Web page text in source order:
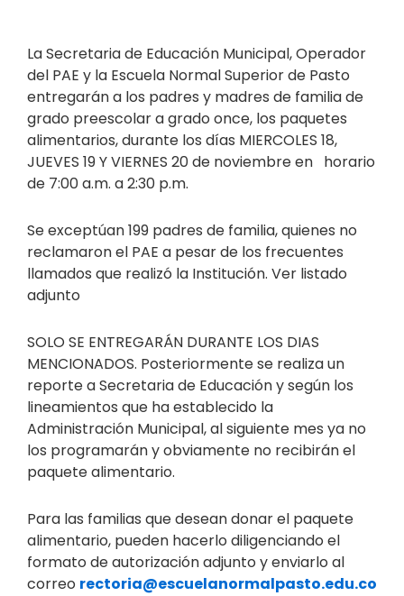
La Secretaria de Educación Municipal, Operador
del PAE y la Escuela Normal Superior de Pasto
entregarán a los padres y madres de familia de
grado preescolar a grado once, los paquetes
alimentarios, durante los días MIERCOLES 18,
JUEVES 19 Y VIERNES 20 de noviembre en horario
de 7:00 a.m. a 2:30 p.m.
Se exceptúan 199 padres de familia, quienes no
reclamaron el PAE a pesar de los frecuentes
llamados que realizó la Institución. Ver listado
adjunto
SOLO SE ENTREGARÁN DURANTE LOS DIAS
MENCIONADOS. Posteriormente se realiza un
reporte a Secretaria de Educación y según los
lineamientos que ha establecido la
Administración Municipal, al siguiente mes ya no
los programarán y obviamente no recibirán el
paquete alimentario.
Para las familias que desean donar el paquete
alimentario, pueden hacerlo diligenciando el
formato de autorización adjunto y enviarlo al
correo rectoria@escuelanormalpasto.edu.co